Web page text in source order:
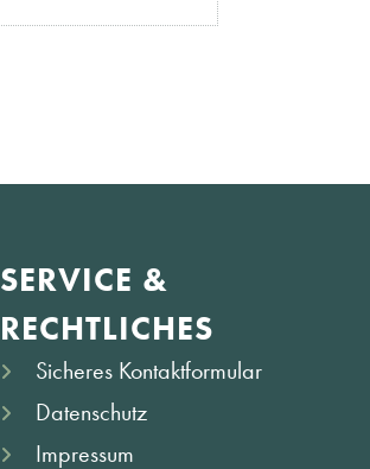
SERVICE &
RECHTLICHES
Sicheres Kontaktformular
Datenschutz
Impressum